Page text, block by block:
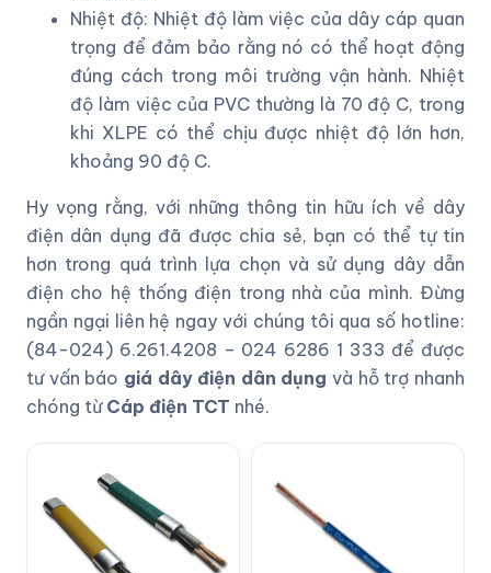
Nhiệt độ: Nhiệt độ làm việc của dây cáp quan
trọng để đảm bảo rằng nó có thể hoạt động
đúng cách trong môi trường vận hành. Nhiệt
độ làm việc của PVC thường là 70 độ C, trong
khi XLPE có thể chịu được nhiệt độ lớn hơn,
khoảng 90 độ C.
Hy vọng rằng, với những thông tin hữu ích về dây
điện dân dụng đã được chia sẻ, bạn có thể tự tin
hơn trong quá trình lựa chọn và sử dụng dây dẫn
điện cho hệ thống điện trong nhà của mình. Đừng
ngần ngại liên hệ ngay với chúng tôi qua số hotline:
(84-024) 6.261.4208 – 024 6286 1 333 để được
tư vấn báo giá dây điện dân dụng và hỗ trợ nhanh
chóng từ Cáp điện TCT nhé.